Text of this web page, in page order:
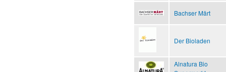
Bachser Märt
Der Bioladen
Alnatura Bio